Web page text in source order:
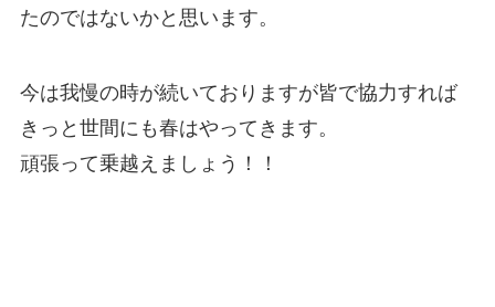
たのではないかと思います。
今は我慢の時が続いておりますが皆で協力すれば
きっと世間にも春はやってきます。
頑張って乗越えましょう！！